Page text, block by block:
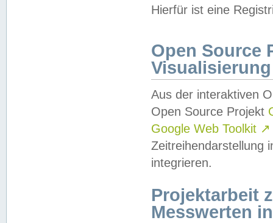
Hierfür ist eine
Open Source
Visualisierung
Aus der interaktiven
Open Source Projekt
Google Web Toolkit ↗
Zeitreihendarstellung
integrieren.
Projektarbeit
Messwerten